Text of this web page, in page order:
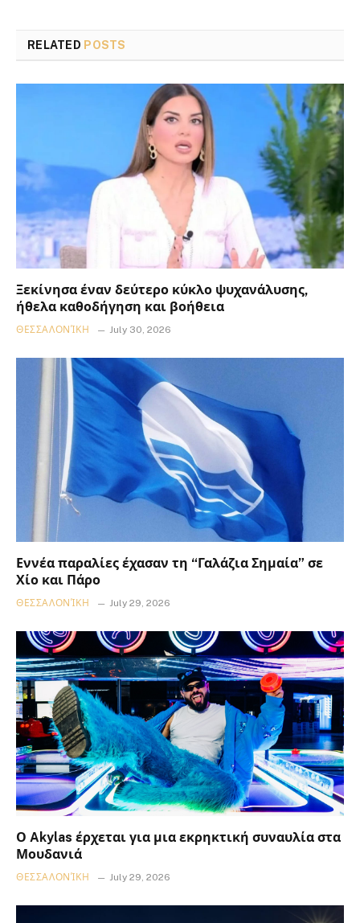
RELATED POSTS
Ξεκίνησα έναν δεύτερο κύκλο ψυχανάλυσης,
ήθελα καθοδήγηση και βοήθεια
ΘΕΣΣΑΛΟΝΊΚΗ July 30, 2026
Εννέα παραλίες έχασαν τη “Γαλάζια Σημαία” σε
Χίο και Πάρο
ΘΕΣΣΑΛΟΝΊΚΗ July 29, 2026
Ο Akylas έρχεται για μια εκρηκτική συναυλία στα
Μουδανιά
ΘΕΣΣΑΛΟΝΊΚΗ July 29, 2026